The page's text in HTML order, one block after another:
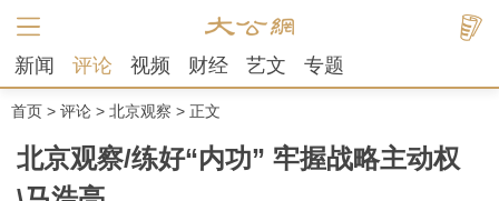
新闻 评论 视频 财经 艺文 专题
首页 > 评论 > 北京观察 > 正文
北京观察/练好“内功” 牢握战略主动权